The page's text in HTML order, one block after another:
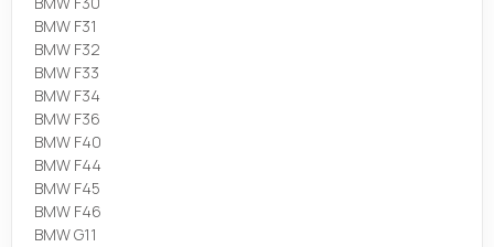
BMW F31
BMW F32
BMW F33
BMW F34
BMW F36
BMW F40
BMW F44
BMW F45
BMW F46
BMW G11